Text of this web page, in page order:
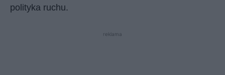
polityka ruchu.
reklama